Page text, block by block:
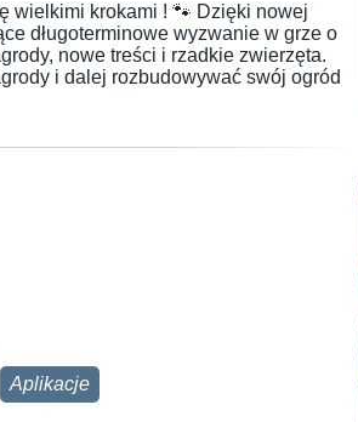
wielkimi krokami ! 🐾 Dzięki nowej
długoterminowe wyzwanie w grze o
nowe treści i rzadkie zwierzęta.
i dalej rozbudowywać swój ogród
Aplikacje